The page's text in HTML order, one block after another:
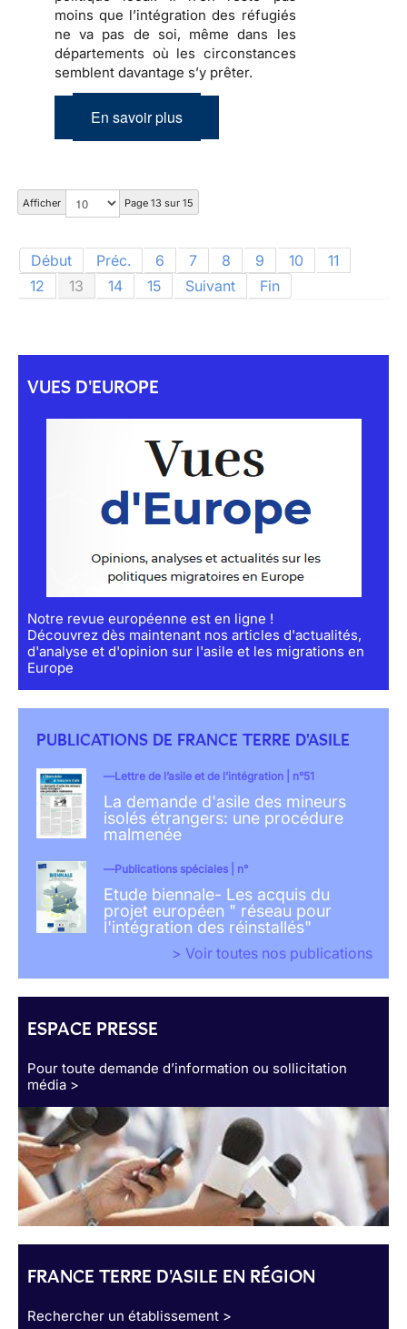
moins que l’intégration des réfugiés
ne va pas de soi, même dans les
départements où les circonstances
semblent davantage s’y prêter.
En savoir plus
Afficher Page 13 sur 15
Début Préc. 6 7 8 9 10
11
12
13 14 15 Suivant Fin
VUES D'EUROPE
Notre revue européenne est en ligne !
Découvrez dès maintenant nos articles d'actualités,
d'analyse et d'opinion sur l'asile et les migrations en
Europe
PUBLICATIONS DE FRANCE TERRE D'ASILE
Lettre de l’asile et de l’intégration | n°51
La demande d'asile des mineurs
isolés étrangers: une procédure
malmenée
Publications spéciales | n°
Etude biennale- Les acquis du
projet européen " réseau pour
l'intégration des réinstallés"
> Voir toutes nos publications
ESPACE PRESSE
Pour toute demande d’information ou sollicitation
média >
FRANCE TERRE D'ASILE EN RÉGION
Rechercher un établissement >